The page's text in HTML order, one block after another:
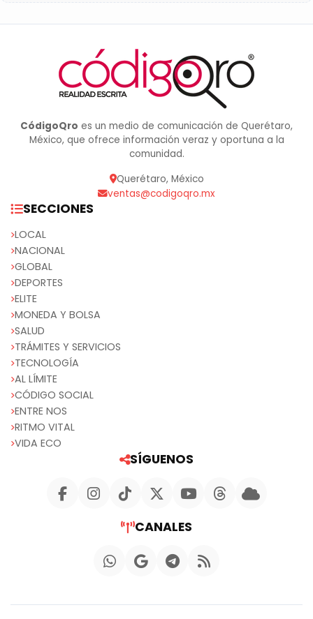
CódigoQro es un medio de comunicación de Querétaro,
México, que ofrece información veraz y oportuna a la
comunidad.
Querétaro, México
ventas@codigoqro.mx
SECCIONES
LOCAL
NACIONAL
GLOBAL
DEPORTES
ELITE
MONEDA Y BOLSA
SALUD
TRÁMITES Y SERVICIOS
TECNOLOGÍA
AL LÍMITE
CÓDIGO SOCIAL
ENTRE NOS
RITMO VITAL
VIDA ECO
SÍGUENOS
CANALES